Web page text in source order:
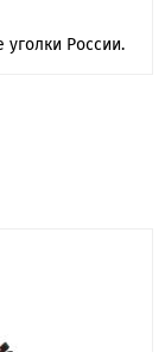
России.